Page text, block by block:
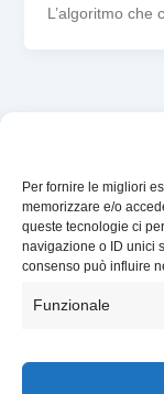
Per fornire le migliori
memorizzare e/o
queste tecnologie ci
navigazione o ID unici
consenso può influire
Funzionale
L’algoritmo che